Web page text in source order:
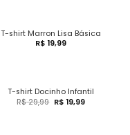
T-shirt Marron Lisa Básica
R$ 19,99
T-shirt Docinho Infantil
R$29,99 R$ 19,99